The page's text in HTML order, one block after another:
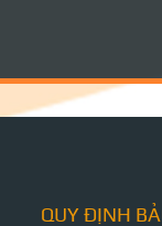
QUY ĐỊNH